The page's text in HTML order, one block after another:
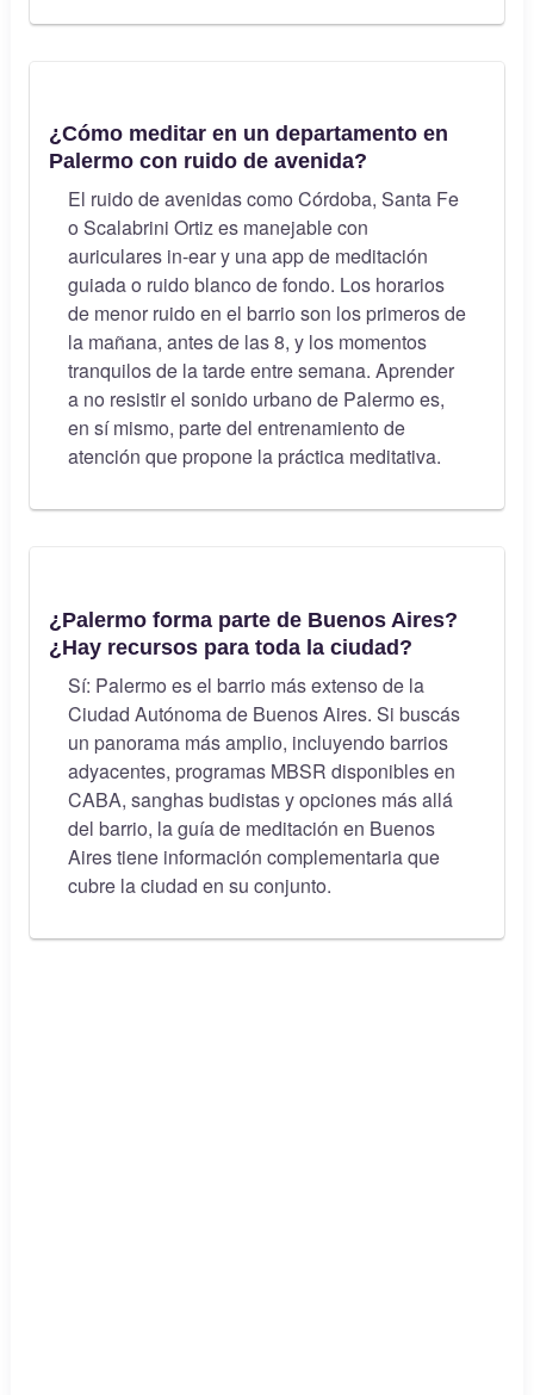
¿Cómo meditar en un departamento en
Palermo con ruido de avenida?
El ruido de avenidas como Córdoba, Santa Fe
o Scalabrini Ortiz es manejable con
auriculares in-ear y una app de meditación
guiada o ruido blanco de fondo. Los horarios
de menor ruido en el barrio son los primeros de
la mañana, antes de las 8, y los momentos
tranquilos de la tarde entre semana. Aprender
a no resistir el sonido urbano de Palermo es,
en sí mismo, parte del entrenamiento de
atención que propone la práctica meditativa.
¿Palermo forma parte de Buenos Aires?
¿Hay recursos para toda la ciudad?
Sí: Palermo es el barrio más extenso de la
Ciudad Autónoma de Buenos Aires. Si buscás
un panorama más amplio, incluyendo barrios
adyacentes, programas MBSR disponibles en
CABA, sanghas budistas y opciones más allá
del barrio, la guía de meditación en Buenos
Aires tiene información complementaria que
cubre la ciudad en su conjunto.